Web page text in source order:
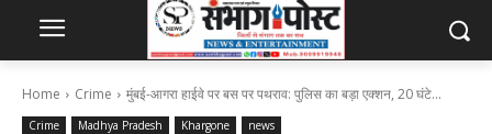
Home Crime मुंबई-आगरा हाईवे पर बस पर पथराव: पुलिस का बड़ा एक्शन, 20 घंटे...
Crime Madhya Pradesh Khargone news